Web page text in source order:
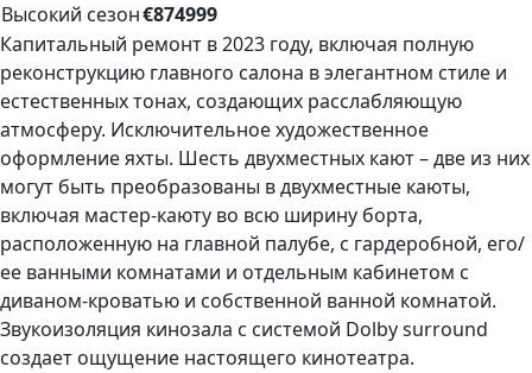
Высокий сезон€874999
Капитальный ремонт в 2023 году, включая полную
реконструкцию главного салона в элегантном стиле и
естественных тонах, создающих расслабляющую
атмосферу. Исключительное художественное
оформление яхты. Шесть двухместных кают – две из них
могут быть преобразованы в двухместные каюты,
включая мастер-каюту во всю ширину борта,
расположенную на главной палубе, с гардеробной, его/
ее ванными комнатами и отдельным кабинетом с
диваном-кроватью и собственной ванной комнатой.
Звукоизоляция кинозала с системой Dolby surround
создает ощущение настоящего кинотеатра.